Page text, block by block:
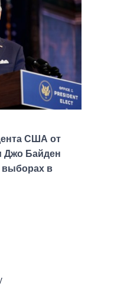
США от
Джо Байден
в